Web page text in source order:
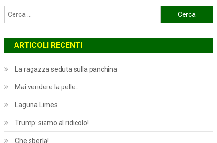
Ricerca
per:
ARTICOLI RECENTI
La ragazza seduta sulla panchina
Mai vendere la pelle…
Laguna Limes
Trump: siamo al ridicolo!
Che sberla!